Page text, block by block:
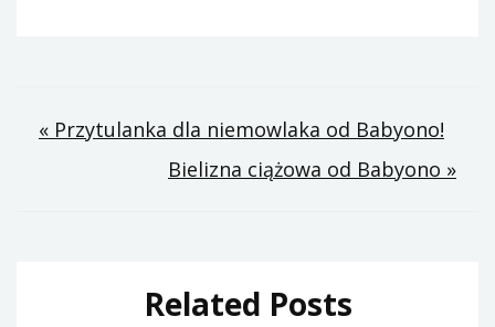
Nawigacja
« Przytulanka dla niemowlaka od Babyono!
Bielizna ciążowa od Babyono »
Related Posts